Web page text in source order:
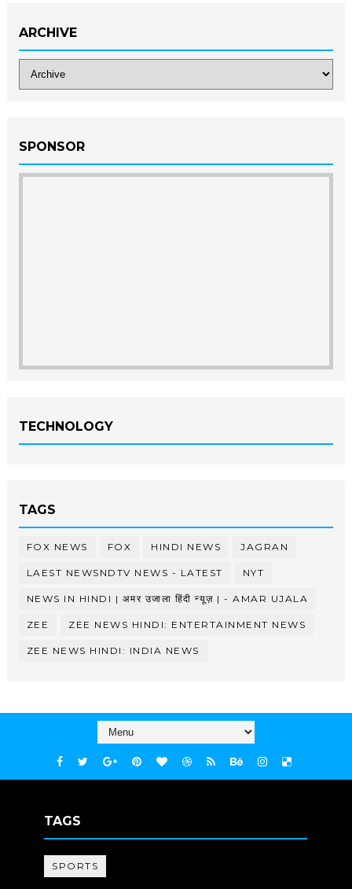
ARCHIVE
SPONSOR
TECHNOLOGY
TAGS
FOX NEWS FOX HINDI NEWS JAGRAN
LAEST NEWSNDTV NEWS - LATEST NYT
NEWS IN HINDI | अमर उजाला हिंदी न्यूज़ | - AMAR UJALA
ZEE ZEE NEWS HINDI: ENTERTAINMENT NEWS
ZEE NEWS HINDI: INDIA NEWS
TAGS
SPORTS